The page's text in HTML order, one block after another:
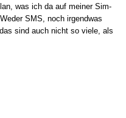
was ich da auf meiner Sim-
SMS, noch irgendwas
sind auch nicht so viele, als